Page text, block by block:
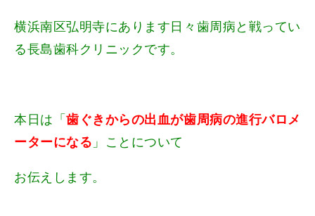
横浜南区弘明寺にあります日々歯周病と戦ってい
る長島歯科クリニックです。
本日は「歯ぐきからの出血が歯周病の進行バロメ
ーターになる 」ことについて
お伝えします。